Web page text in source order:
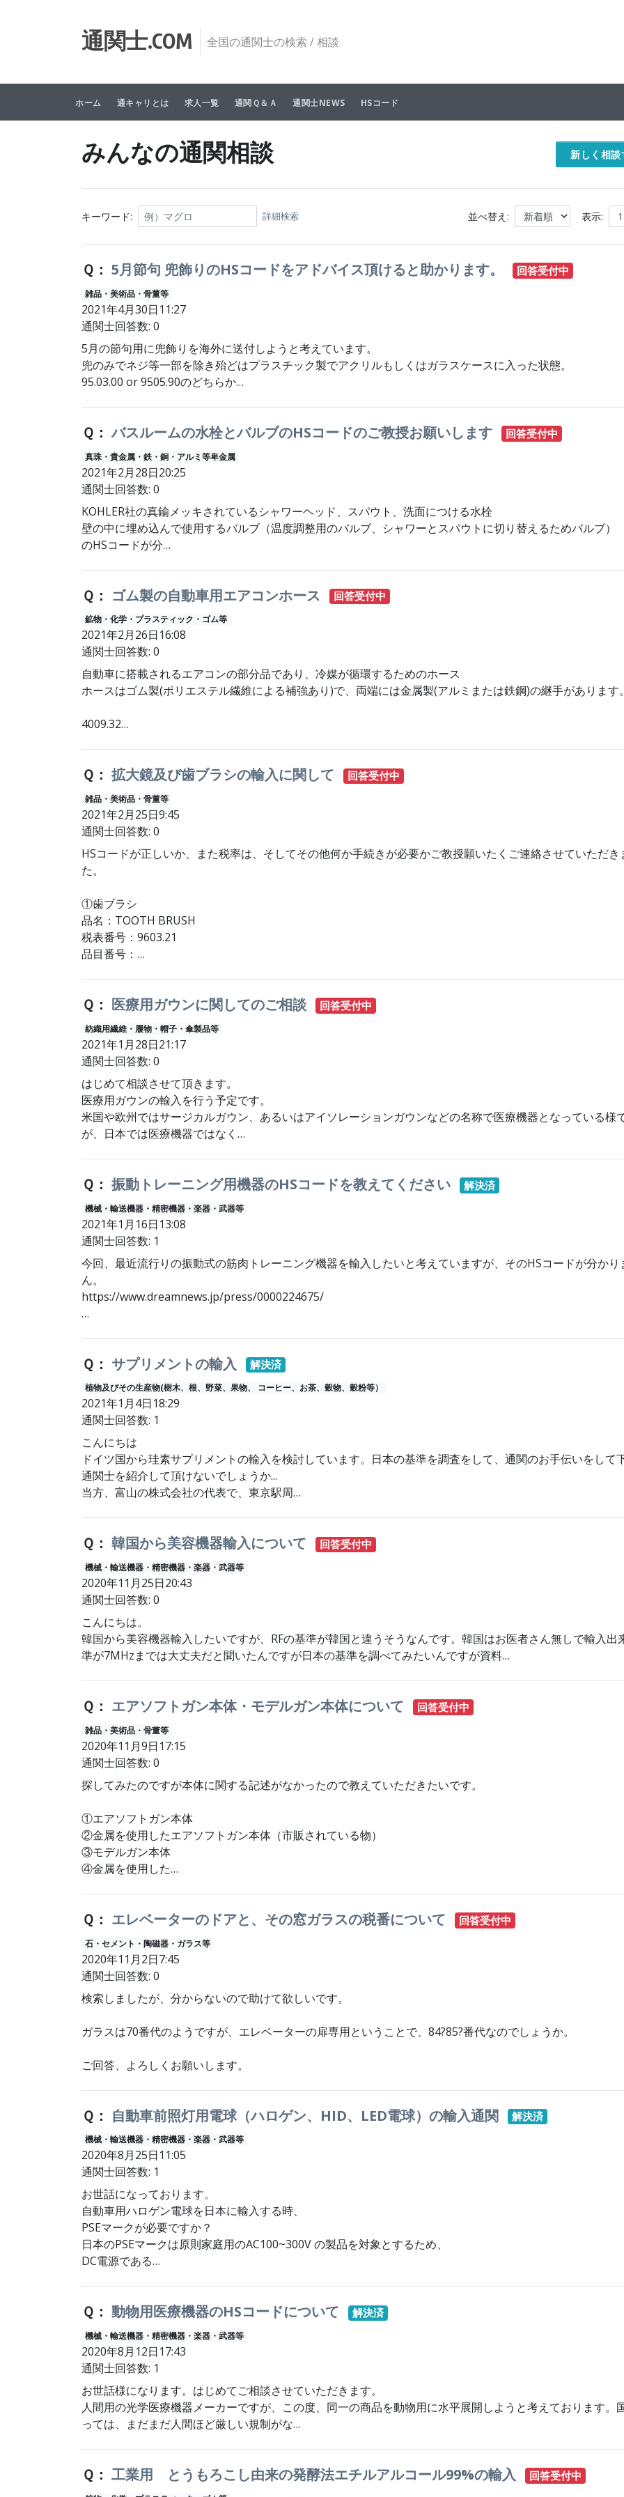
通関士.COM 全国の通関士の検索 / 相談
ホーム 通キャリとは 求人一覧 通関Ｑ＆Ａ 通関士NEWS HSコード
みんなの通関相談 新しく相談
キーワード: 詳細検索 並べ替え: 表示:
Ｑ： 5月節句 兜飾りのHSコードをアドバイス頂けると助かります。 回答受付中
雑品・美術品・骨董等
2021年4月30日11:27
通関士回答数: 0
5月の節句用に兜飾りを海外に送付しようと考えています。
兜のみでネジ等一部を除き殆どはプラスチック製でアクリルもしくはガラスケースに入った状態。
95.03.00 or 9505.90のどちらか…
Ｑ：バスルームの水栓とバルブのHSコードのご教授お願いします 回答受付中
真珠・貴金属・鉄・銅・アルミ等卑金属
2021年2月28日20:25
通関士回答数: 0
KOHLER社の真鍮メッキされているシャワーヘッド、スパウト、洗面につける水栓
壁の中に埋め込んで使用するバルブ（温度調整用のバルブ、シャワーとスパウトに切り替えるためバルブ）
のHSコードが分…
Ｑ： ゴム製の自動車用エアコンホース 回答受付中
鉱物・化学・プラスティック・ゴム等
2021年2月26日16:08
通関士回答数: 0
自動車に搭載されるエアコンの部分品であり、冷媒が循環するためのホース
ホースはゴム製(ポリエステル繊維による補強あり)で、両端には金属製(アルミまたは鉄鋼)の継手があります
4009.32…
Ｑ： 拡大鏡及び歯ブラシの輸入に関して 回答受付中
雑品・美術品・骨董等
2021年2月25日9:45
通関士回答数: 0
HSコードが正しいか、また税率は、そしてその他何か手続きが必要かご教授願いたくご連絡させていただき
た。
①歯ブラシ
品名：TOOTH BRUSH
税表番号：9603.21
品目番号：…
Ｑ： 医療用ガウンに関してのご相談 回答受付中
紡織用繊維・履物・帽子・傘製品等
2021年1月28日21:17
通関士回答数: 0
はじめて相談させて頂きます。
医療用ガウンの輸入を行う予定です。
米国や欧州ではサージカルガウン、あるいはアイソレーションガウンなどの名称で医療機器となっている様
が、日本では医療機器ではなく…
Ｑ： 振動トレーニング用機器のHSコードを教えてください 解決済
機械・輸送機器・精密機器・楽器・武器等
2021年1月16日13:08
通関士回答数: 1
今回、最近流行りの振動式の筋肉トレーニング機器を輸入したいと考えていますが、そのHSコードが分かり
ん。
https://www.dreamnews.jp/press/0000224675/
…
Ｑ： サプリメントの輸入 解決済
植物及びその生産物(樹木、根、野菜、果物、 コーヒー、お茶、穀物、穀粉等）
2021年1月4日18:29
通関士回答数: 1
こんにちは
ドイツ国から珪素サプリメントの輸入を検討しています。日本の基準を調査をして、通関のお手伝いをして
通関士を紹介して頂けないでしょうか...
当方、富山の株式会社の代表で、東京駅周…
Ｑ： 韓国から美容機器輸入について 回答受付中
機械・輸送機器・精密機器・楽器・武器等
2020年11月25日20:43
通関士回答数: 0
こんにちは。
韓国から美容機器輸入したいですが、RFの基準が韓国と違うそうなんです。韓国はお医者さん無しで輸入出
準が7MHzまでは大丈夫だと聞いたんですが日本の基準を調べてみたいんですが資料…
Ｑ： エアソフトガン本体・モデルガン本体について 回答受付中
雑品・美術品・骨董等
2020年11月9日17:15
通関士回答数: 0
探してみたのですが本体に関する記述がなかったので教えていただきたいです。
①エアソフトガン本体
②金属を使用したエアソフトガン本体（市販されている物）
③モデルガン本体
④金属を使用した…
Ｑ： エレベーターのドアと、その窓ガラスの税番について 回答受付中
石・セメント・陶磁器・ガラス等
2020年11月2日7:45
通関士回答数: 0
検索しましたが、分からないので助けて欲しいです。
ガラスは70番代のようですが、エレベーターの扉専用ということで、84?85?番代なのでしょうか。
ご回答、よろしくお願いします。
Ｑ： 自動車前照灯用電球（ハロゲン、HID、LED電球）の輸入通関 解決済
機械・輸送機器・精密機器・楽器・武器等
2020年8月25日11:05
通関士回答数: 1
お世話になっております。
自動車用ハロゲン電球を日本に輸入する時、
PSEマークが必要ですか？
日本のPSEマークは原則家庭用のAC100~300V の製品を対象とするため、
DC電源である…
Ｑ： 動物用医療機器のHSコードについて 解決済
機械・輸送機器・精密機器・楽器・武器等
2020年8月12日17:43
通関士回答数: 1
お世話様になります。はじめてご相談させていただきます。
人間用の光学医療機器メーカーですが、この度、同一の商品を動物用に水平展開しようと考えております。
っては、まだまだ人間ほど厳しい規制がな…
Ｑ： 工業用 とうもろこし由来の発酵法エチルアルコール99%の輸入 回答受付中